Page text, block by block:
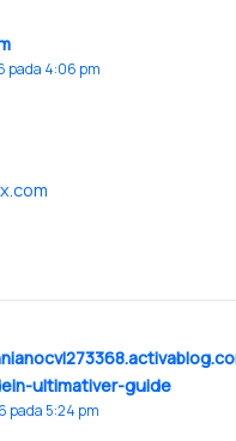
pada 4:06 pm
ultimativer-guide
pada 5:24 pm